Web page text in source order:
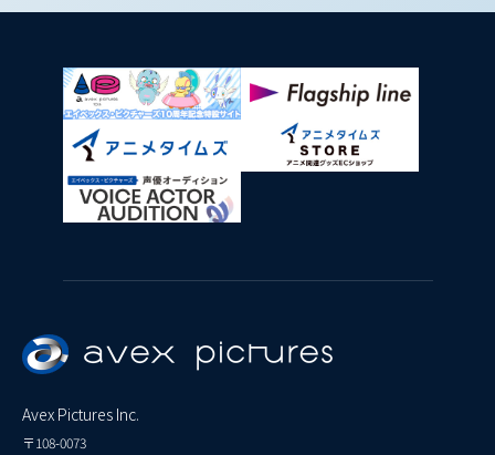
Avex Pictures Inc.
〒108-0073